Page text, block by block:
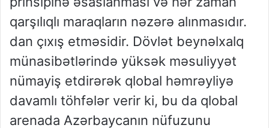
qarşılıqlı maraqların nəzərə alınmasıdır.
dan çıxış etməsidir. Dövlət beynəlxalq
münasibətlərində yüksək məsuliyyət
nümayiş etdirərək qlobal həmrəyliyə
davamlı töhfələr verir ki, bu da qlobal
arenada Azərbaycanın nüfuzunu